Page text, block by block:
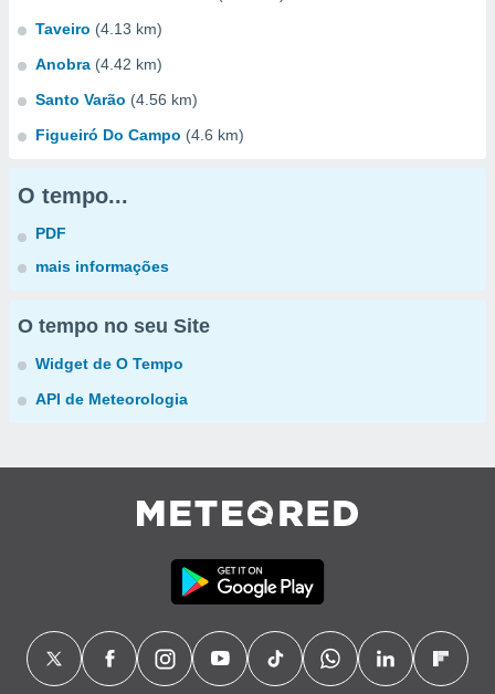
Taveiro (4.13 km)
Anobra (4.42 km)
Santo Varão (4.56 km)
Figueiró Do Campo (4.6 km)
O tempo...
PDF
mais informações
O tempo no seu Site
Widget de O Tempo
API de Meteorologia